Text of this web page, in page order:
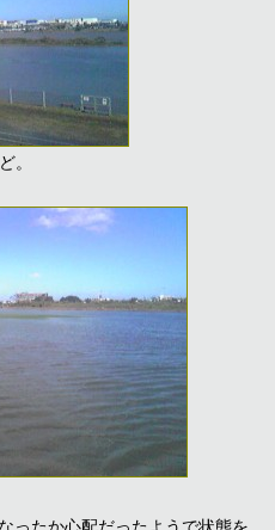
。
ったか心配だったようで状態を